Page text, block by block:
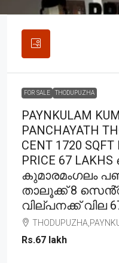
FOR SALE THODUPUZHA
PAYNKULAM
PANCHAYATH
CENT 1720 SQFT
PRICE 67
കുമാരമംഗലം
താലൂക്ക് 8 സെൻ്റ്
വില്പനക്ക് വില
Rs.67 lakh